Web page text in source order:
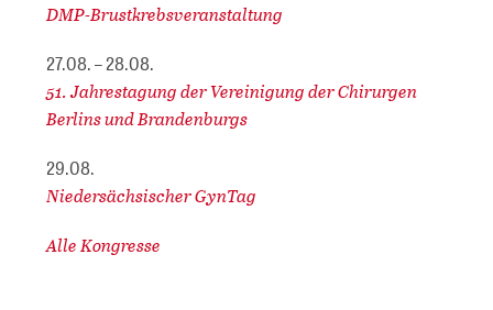
DMP-Brustkrebsveranstaltung
27.08. – 28.08.
51. Jahrestagung der Vereinigung der Chirurgen
Berlins und Brandenburgs
29.08.
Niedersächsischer GynTag
Alle Kongresse